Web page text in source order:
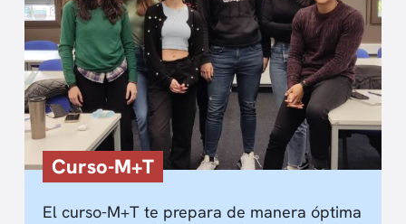
Curso-M+T
El curso-M+T te prepara de manera óptima